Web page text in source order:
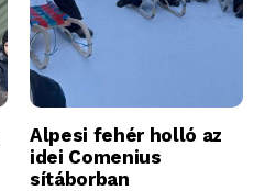
Alpesi fehér holló az
idei Comenius
sítáborban